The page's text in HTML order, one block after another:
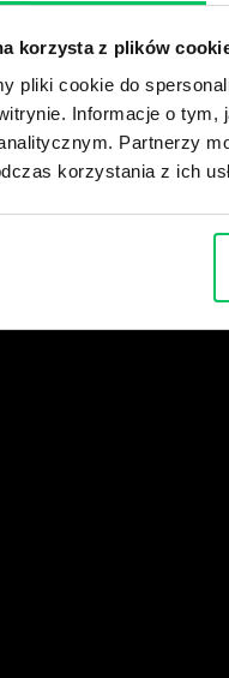
korzysta z plików
pliki cookie do
Informacje o tym,
Partnerzy
korzystania z ich
w